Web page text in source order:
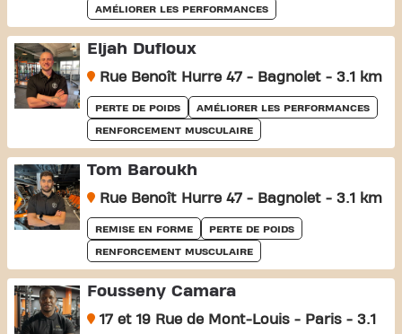
AMÉLIORER LES PERFORMANCES
Eljah Dufloux
Rue Benoît Hurre 47 - Bagnolet - 3.1 km
PERTE DE POIDS AMÉLIORER LES PERFORMANCES
RENFORCEMENT MUSCULAIRE
Tom Baroukh
Rue Benoît Hurre 47 - Bagnolet - 3.1 km
REMISE EN FORME PERTE DE POIDS
RENFORCEMENT MUSCULAIRE
Fousseny Camara
17 et 19 Rue de Mont-Louis - Paris - 3.1